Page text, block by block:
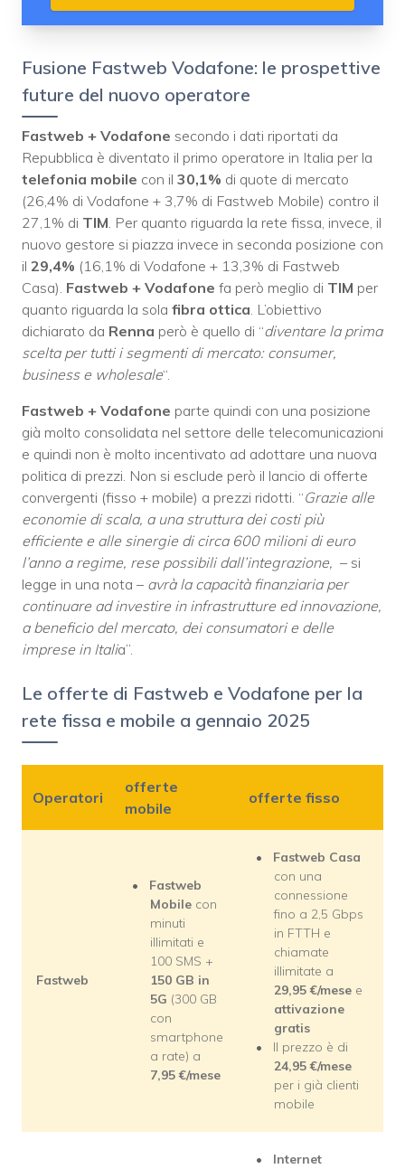
Fusione Fastweb Vodafone: le prospettive
future del nuovo operatore
Fastweb + Vodafone secondo i dati riportati da
Repubblica è diventato il primo operatore in Italia per la
telefonia mobile con il 30,1% di quote di mercato
(26,4% di Vodafone + 3,7% di Fastweb Mobile) contro il
27,1% di TIM. Per quanto riguarda la rete fissa, invece, il
nuovo gestore si piazza invece in seconda posizione con
il 29,4% (16,1% di Vodafone + 13,3% di Fastweb
Casa). Fastweb + Vodafone fa però meglio di TIM per
quanto riguarda la sola fibra ottica. L’obiettivo
dichiarato da Renna però è quello di “diventare la prima
scelta per tutti i segmenti di mercato: consumer,
business e wholesale“.
Fastweb + Vodafone parte quindi con una posizione
già molto consolidata nel settore delle telecomunicazioni
e quindi non è molto incentivato ad adottare una nuova
politica di prezzi. Non si esclude però il lancio di offerte
convergenti (fisso + mobile) a prezzi ridotti. “Grazie alle
economie di scala, a una struttura dei costi più
efficiente e alle sinergie di circa 600 milioni di euro
l’anno a regime, rese possibili dall’integrazione, – si
legge in una nota – avrà la capacità finanziaria per
continuare ad investire in infrastrutture ed innovazione,
a beneficio del mercato, dei consumatori e delle
imprese in Italia”.
Le offerte di Fastweb e Vodafone per la
rete fissa e mobile a gennaio 2025
Operatori
offerte
mobile
offerte fisso
Fastweb
Fastweb
Mobile con
minuti
illimitati e
100 SMS +
150 GB in
5G (300 GB
con
smartphone
a rate) a
7,95€/mese
Fastweb Casa
con una
connessione
fino a 2,5 Gbps
in FTTH e
chiamate
illimitate a
29,95 €/mese e
attivazione
gratis
Il prezzo è di
24,95€/mese
per i già clienti
mobile
Internet